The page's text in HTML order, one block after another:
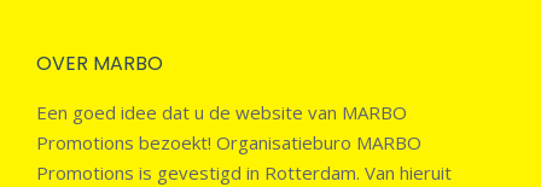
OVER MARBO
Een goed idee dat u de website van MARBO
Promotions bezoekt! Organisatieburo MARBO
Promotions is gevestigd in Rotterdam. Van hieruit